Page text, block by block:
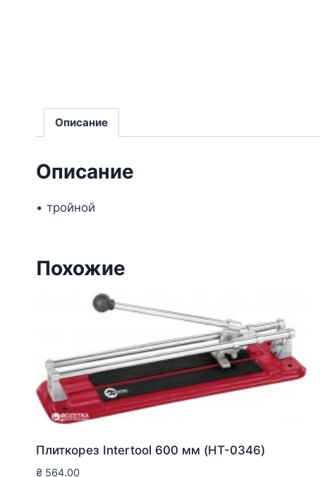
Описание
Описание
• тройной
Похожие
Плиткорез Intertool 600 мм (HT-0346)
₴ 564.00